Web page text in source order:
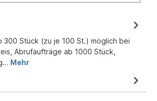
300 Stück (zu je 100 St.) möglich bei
Abrufaufträge ab 1000 Stück,
Mehr